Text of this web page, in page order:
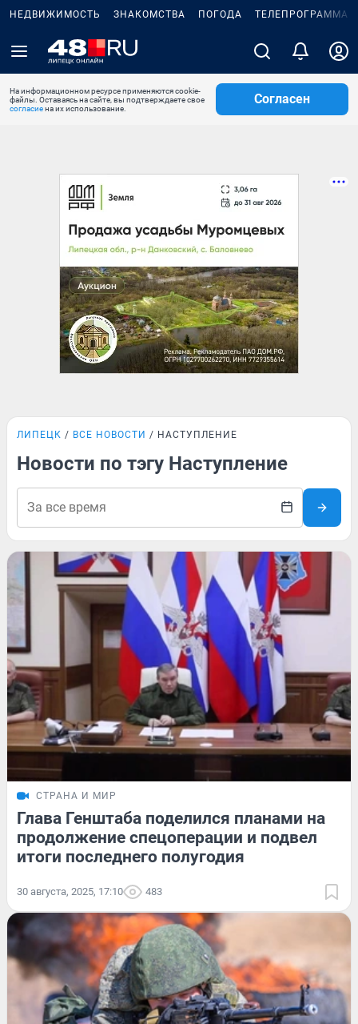
НЕДВИЖИМОСТЬ ЗНАКОМСТВА ПОГОДА ТЕЛЕПРОГРАММА
На информационном ресурсе применяются cookie-
файлы. Оставаясь на сайте, вы подтверждаете свое
согласиена их использование.
Согласен
ЛИПЕЦК ВСЕ НОВОСТИ НАСТУПЛЕНИЕ
Новости по тэгу Наступление
СТРАНА И МИР
Глава Генштаба поделился планами на
продолжение спецоперации и подвел
итоги последнего полугодия
30 августа, 2025, 17:10 483